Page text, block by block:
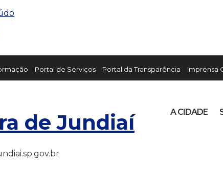
Portal de Serviços Portal da Transparência Imprensa
de Jundiaí A CIDADE